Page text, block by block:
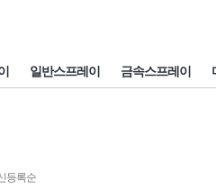
일반스프레이 금속스프레이
등록순